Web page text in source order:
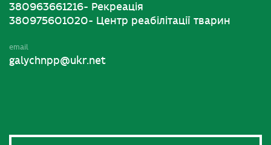
380963661216- Рекреація
380975601020- Центр реабілітації тварин
email
galychnpp@ukr.net